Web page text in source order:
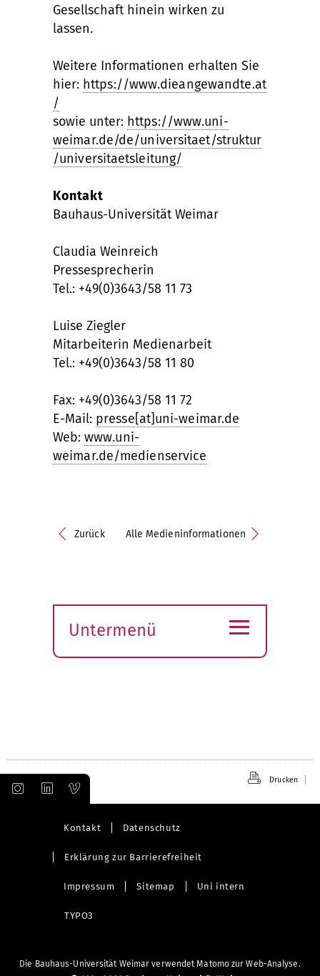
Gesellschaft hinein wirken zu
lassen.
Weitere Informationen erhalten Sie
hier: https://www.dieangewandte.at
/
sowie unter: https://www.uni-
weimar.de/de/universitaet/struktur
/universitaetsleitung/
Kontakt
Bauhaus-Universität Weimar
Claudia Weinreich
Pressesprecherin
Tel.: +49(0)3643/58 11 73
Luise Ziegler
Mitarbeiterin Medienarbeit
Tel.: +49(0)3643/58 11 80
Fax: +49(0)3643/58 11 72
E-Mail: presse[at]uni-weimar.de
Web: www.uni-
weimar.de/medienservice
Zurück Alle Medieninformationen
Untermenü
≡
Drucken
Kontakt Datenschutz
Erklärung zur Barrierefreiheit
Impressum Sitemap Uni intern
TYPO3
Die Bauhaus-Universität Weimar verwendet Matomo zur Web-Analyse.